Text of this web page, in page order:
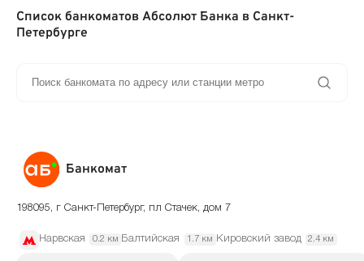
Список банкоматов Абсолют Банка в Санкт-
Петербурге
Банкомат
198095, г Санкт-Петербург, пл Стачек, дом 7
Нарвская 0.2 км Балтийская 1.7 км Кировский завод 2.4 км